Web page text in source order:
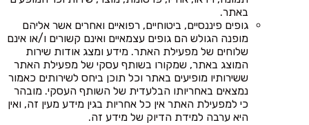
באתר.
גופים פיננסיים, ביטוחיים, רפואיים ואחרים אשר אליהם
מופנה הגולש הם גופים עצמאיים ואינם קשורים ו/או אינם
שלוחים של מפעילת האתר. מידע ומצג אודות שירות
המוצג באתר, שמקורו בשותף עסקי של מפעילת האתר
ששירותיו מופיעים באתר וכל תוכן ביחס לשירותים כאמור
נמצאים באחריותו הבלעדית של השותף העסקי. מובהר
כי למפעילת האתר אין כל אחריות בגין מידע מעין זה, ואין
היא ערבה למידת הדיוק של מידע זה.